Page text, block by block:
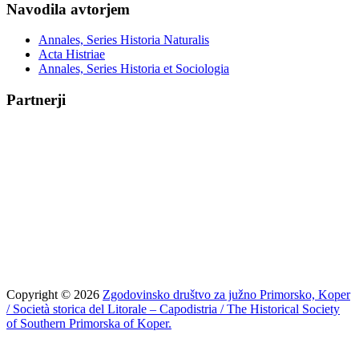
Navodila avtorjem
Annales, Series Historia Naturalis
Acta Histriae
Annales, Series Historia et Sociologia
Partnerji
Copyright © 2026 Zgodovinsko društvo za južno Primorsko, Koper
/ Società storica del Litorale – Capodistria / The Historical Society
of Southern Primorska of Koper.